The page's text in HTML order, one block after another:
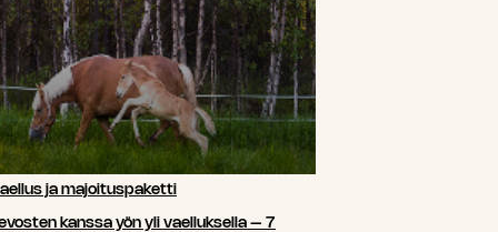
ja majoituspaketti
kanssa yön yli vaelluksella – 7